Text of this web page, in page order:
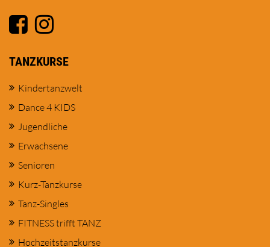
TANZKURSE
Kindertanzwelt
Dance 4 KIDS
Jugendliche
Erwachsene
Senioren
Kurz-Tanzkurse
Tanz-Singles
FITNESS trifft TANZ
Hochzeitstanzkurse